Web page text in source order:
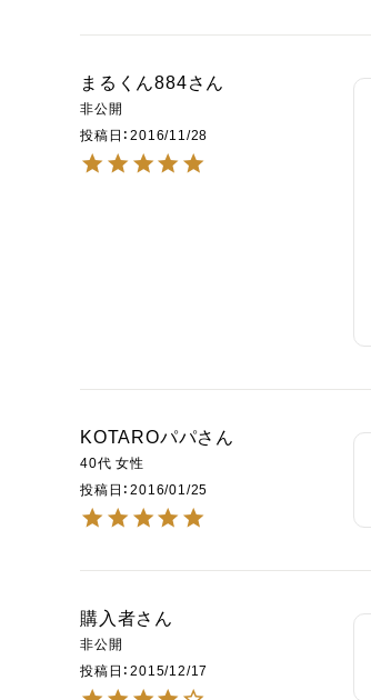
まるくん884
非公開
投稿日
2016/11/28
KOTAROパパ
40代 女性
投稿日
2016/01/25
購入者
非公開
投稿日
2015/12/17